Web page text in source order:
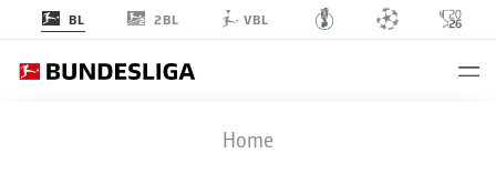
BL 2BL VBL
Home
FCA